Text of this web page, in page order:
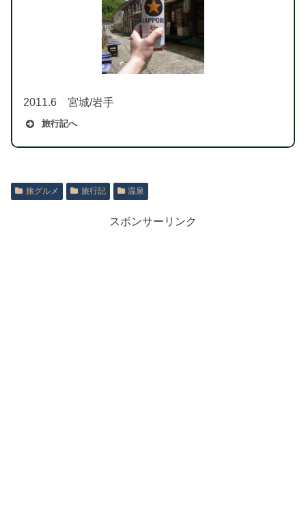
2011.6 宮城/岩手
旅行記へ
旅グルメ 旅行記 温泉
スポンサーリンク